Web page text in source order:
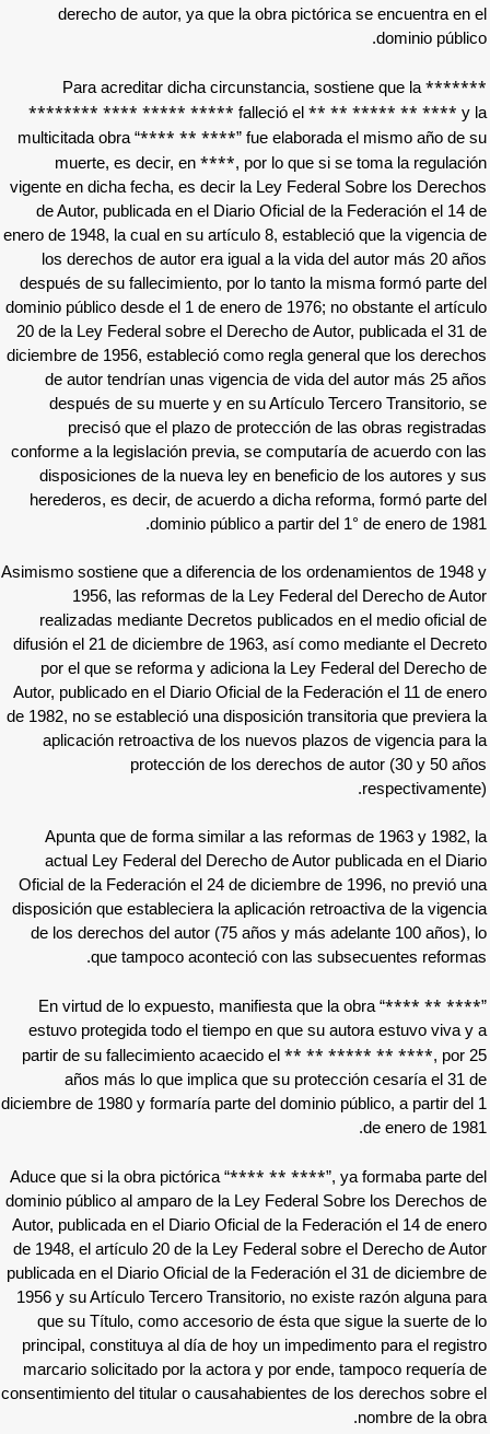
derecho de autor, ya que la obra
Para acreditar dicha circunstancia,
******** **** ***** *****falleció el**
multicitada obra “**** ** ****” fue
muerte, es decir, en**** , por lo que
vigente en dicha fecha, es decir la Ley
de Autor, publicada en el Diario Oficial
enero de 1948, la cual en su artículo 8,
los derechos de autor era igual a la
después de su fallecimiento, por lo tanto la
dominio público desde el 1 de enero de
20 de la Ley Federal sobre el Derecho de
diciembre de 1956, estableció como regla
de autor tendrían unas vigencia de
después de su muerte y en su Artículo
precisó que el plazo de protección
conforme a la legislación previa, se
disposiciones de la nueva ley en
herederos, es decir, de acuerdo a dicha
dominio público a partir
Asimismo sostiene que a diferencia de los
1956, las reformas de la Ley
realizadas mediante Decretos
difusión el 21 de diciembre de 1963, así
por el que se reforma y adiciona la Ley
Autor, publicado en el Diario Oficial de la
de 1982, no se estableció una disposición
aplicación retroactiva de los nuevos
protección de los derechos
Apunta que de forma similar a las
actual Ley Federal del Derecho de
Oficial de la Federación el 24 de diciembre
disposición que estableciera la aplicación
de los derechos del autor (75 años y
que tampoco aconteció con las
En virtud de lo expuesto, manifiesta que
estuvo protegida todo el tiempo en que
partir de su fallecimiento acaecido el** **
años más lo que implica que su
diciembre de 1980 y formaría parte del
Aduce que si la obra pictórica “**** ** ****
dominio público al amparo de la Ley Federal
Autor, publicada en el Diario Oficial de la
de 1948, el artículo 20 de la Ley Federal
publicada en el Diario Oficial de la
1956 y su Artículo Tercero Transitorio, no
que su Título, como accesorio de ésta
principal, constituya al día de hoy un
marcario solicitado por la actora y por
consentimiento del titular o causahabientes